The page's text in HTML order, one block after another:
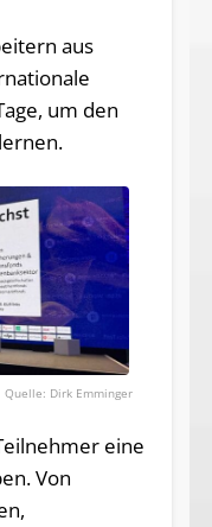
aus
um den
Dirk Emminger
eine
Von